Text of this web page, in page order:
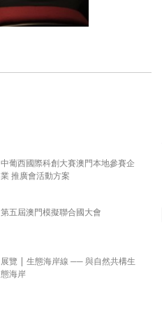
中葡西國際科創大賽澳門本地參賽企
業 推廣會活動方案
第五屆澳門模擬聯合國大會
展覽 | 生態海岸線 ── 與自然共構生
態海岸